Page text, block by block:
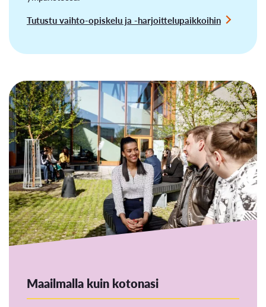
Tutustu vaihto-opiskelu ja -harjoittelupaikkoihin
Maailmalla kuin kotonasi